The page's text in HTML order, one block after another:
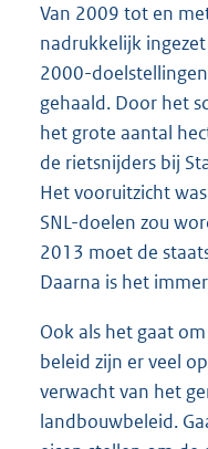
Van 2009 tot en
nadrukkelijk
2000-
gehaald. Door het
het grote aantal
de rietsnijders bij
Het vooruitzicht
SNL-doelen zou
2013 moet de
Daarna is het
Ook als het gaat
beleid zijn er veel
verwacht van het
landbouwbeleid.